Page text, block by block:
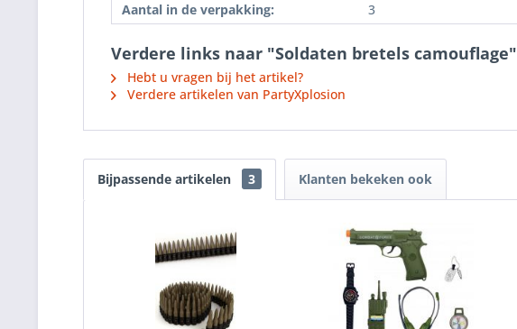
Aantal in de verpakking:
3
Verdere links naar "Soldaten bretels camouflage"
Hebt u vragen bij het artikel?
Verdere artikelen van PartyXplosion
Bijpassende artikelen 3 Klanten bekeken ook